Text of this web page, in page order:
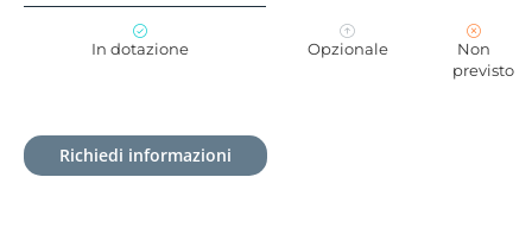
In dotazione Opzionale
Non
previsto
Richiedi informazioni